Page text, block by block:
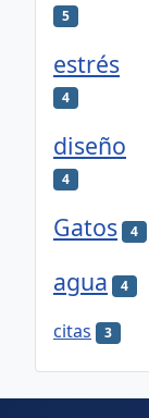
5
estrés
4
diseño
4
Gatos 4
agua 4
citas 3